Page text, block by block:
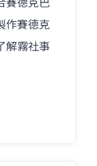
賽德克巴
作賽德克
解霧社事